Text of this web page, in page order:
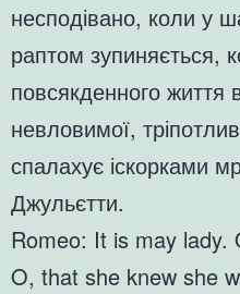
несподівано, коли у
раптом зупиняється,
повсякденного життя
невловимої,
спалахує іскорками
Джульєтти.
Romeo: It is may lady.
O, that she knew she